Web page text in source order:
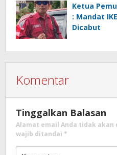
Ketua
: Mandat
Dicabut
Komentar
Tinggalkan Balasan
Alamat email Anda tidak
wajib ditandai *